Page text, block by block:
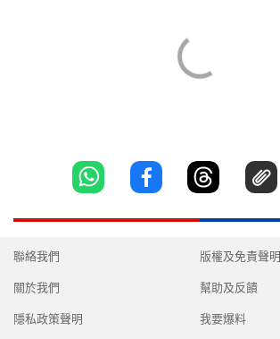
聯絡我們
關於我們
隱私政策聲明
版權及免責聲明
幫助及反饋
我要爆料